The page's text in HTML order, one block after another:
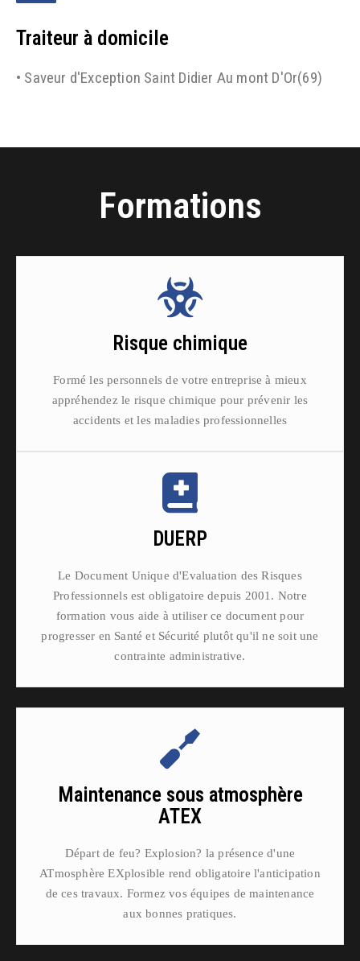
Traiteur à domicile
• Saveur d'Exception Saint Didier Au mont D'Or(69)
Formations
Risque chimique
Formé les personnels de votre entreprise à mieux
appréhendez le risque chimique pour prévenir les
accidents et les maladies professionnelles
DUERP
Le Document Unique d'Evaluation des Risques
Professionnels est obligatoire depuis 2001. Notre
formation vous aide à utiliser ce document pour
progresser en Santé et Sécurité plutôt qu'il ne soit une
contrainte administrative.
Maintenance sous atmosphère
ATEX
Départ de feu? Explosion? la présence d'une
ATmosphère EXplosible rend obligatoire l'anticipation
de ces travaux. Formez vos équipes de maintenance
aux bonnes pratiques.